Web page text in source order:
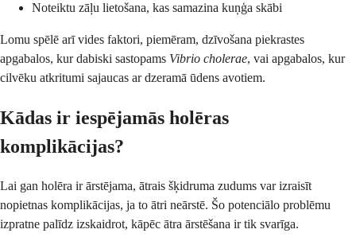
Noteiktu zāļu lietošana, kas samazina kuņģa skābi
Lomu spēlē arī vides faktori, piemēram, dzīvošana piekrastes
apgabalos, kur dabiski sastopams Vibrio cholerae, vai apgabalos, kur
cilvēku atkritumi sajaucas ar dzeramā ūdens avotiem.
Kādas ir iespējamās holēras
komplikācijas?
Lai gan holēra ir ārstējama, ātrais šķidruma zudums var izraisīt
nopietnas komplikācijas, ja to ātri neārstē. Šo potenciālo problēmu
izpratne palīdz izskaidrot, kāpēc ātra ārstēšana ir tik svarīga.